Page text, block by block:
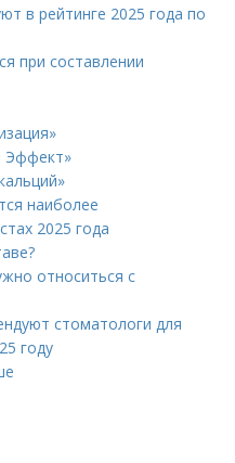
в рейтинге 2025 года по
при составлении
Эффект»
наиболее
2025 года
относиться с
стоматологи для
году